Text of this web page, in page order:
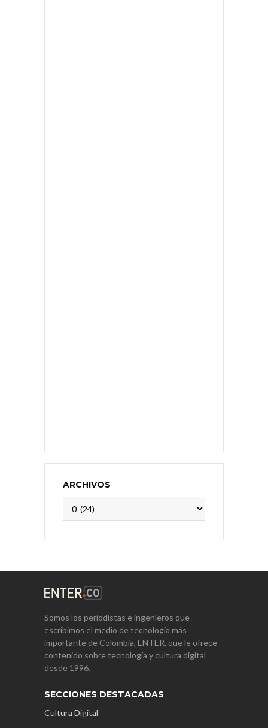
ARCHIVOS
Somos los periodistas e ingenieros que
escribimos el medio de tecnología más
importante de Colombia, ENTER, que le ofrece
contenido sobre tecnología y cultura digital
desde 1996.
SECCIONES DESTACADAS
Cultura Digital